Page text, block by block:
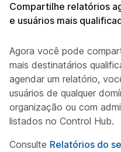
Compartilhe relatórios
e usuários mais
Agora você pode
mais destinatários
agendar um relatório,
usuários de qualquer
organização ou com
listados no Control Hub.
Consulte Relatórios do